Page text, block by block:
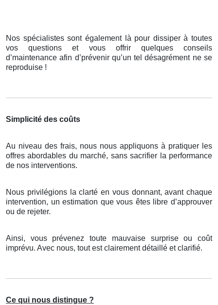
Nos spécialistes sont également là pour dissiper à toutes
vos questions et vous offrir quelques conseils
d’maintenance afin d’prévenir qu’un tel désagrément ne se
reproduise !
Simplicité des coûts
Au niveau des frais, nous nous appliquons à pratiquer les
offres abordables du marché, sans sacrifier la performance
de nos interventions.
Nous privilégions la clarté en vous donnant, avant chaque
intervention, un estimation que vous êtes libre d’approuver
ou de rejeter.
Ainsi, vous prévenez toute mauvaise surprise ou coût
imprévu. Avec nous, tout est clairement détaillé et clarifié.
Ce qui nous distingue ?